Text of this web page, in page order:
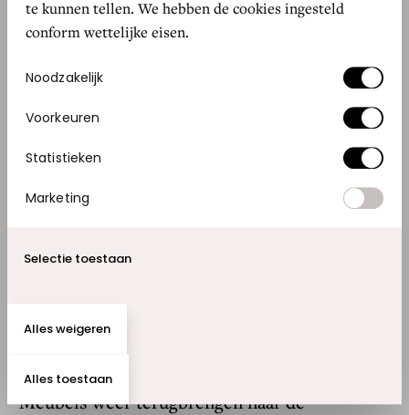
te kunnen tellen. We hebben de cookies ingesteld
conform wettelijke eisen.
Toestemmingsselectie
Noodzakelijk
Voorkeuren
Statistieken
Marketing
Alles toestaan
Selectie toestaan
Alles weigeren
vond het direct leuk. Terwijl mijn vader altijd
ondernemer is geweest en ik dat eigenlijk nooit
leuk vond.”
“Ikdenk
iets
nieuws
gebrachtin
Bart koopt inmiddels in én restaureert.
“Meubels weer terugbrengen naar de